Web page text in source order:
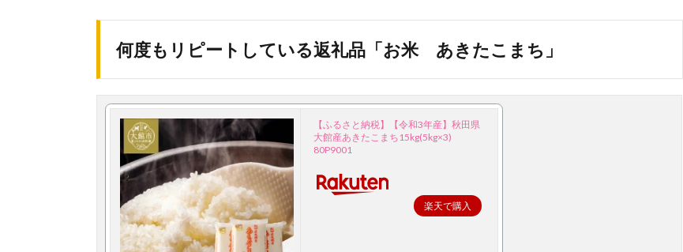
何度もリピートしている返礼品「お米 あきたこまち」
【ふるさと納税】【令和3年産】秋田県
大館産あきたこまち15kg(5kg×3)
80P9001
楽天で購入